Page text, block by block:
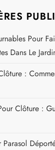
Pour
Dans Le
:
Clôture :
Parasol